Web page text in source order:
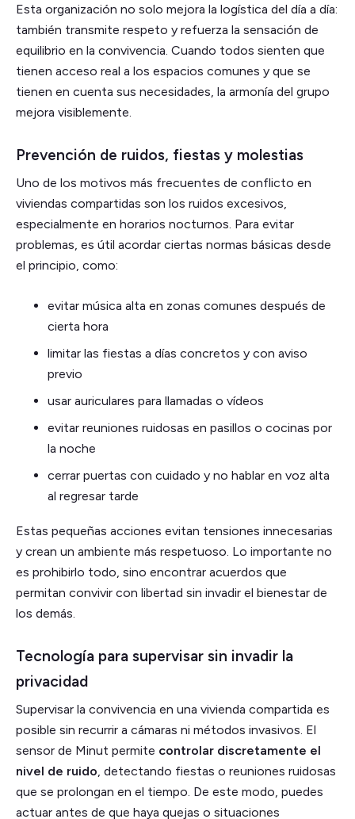
Esta organización no solo mejora la logística del día a día:
también transmite respeto y refuerza la sensación de
equilibrio en la convivencia. Cuando todos sienten que
tienen acceso real a los espacios comunes y que se
tienen en cuenta sus necesidades, la armonía del grupo
mejora visiblemente.
Prevención de ruidos, fiestas y molestias
Uno de los motivos más frecuentes de conflicto en
viviendas compartidas son los ruidos excesivos,
especialmente en horarios nocturnos. Para evitar
problemas, es útil acordar ciertas normas básicas desde
el principio, como:
evitar música alta en zonas comunes después de
cierta hora
limitar las fiestas a días concretos y con aviso
previo
usar auriculares para llamadas o vídeos
evitar reuniones ruidosas en pasillos o cocinas por
la noche
cerrar puertas con cuidado y no hablar en voz alta
al regresar tarde
Estas pequeñas acciones evitan tensiones innecesarias
y crean un ambiente más respetuoso. Lo importante no
es prohibirlo todo, sino encontrar acuerdos que
permitan convivir con libertad sin invadir el bienestar de
los demás.
Tecnología para supervisar sin invadir la
privacidad
Supervisar la convivencia en una vivienda compartida es
posible sin recurrir a cámaras ni métodos invasivos. El
sensor de Minut permite controlar discretamente el
nivel de ruido, detectando fiestas o reuniones ruidosas
que se prolongan en el tiempo. De este modo, puedes
actuar antes de que haya quejas o situaciones